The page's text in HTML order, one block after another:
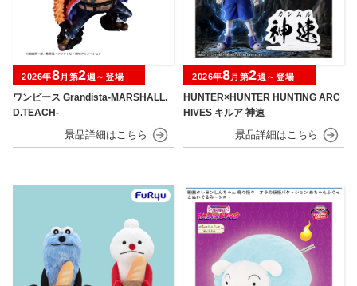
ワンピース Grandista-MARSHALL.
D.TEACH-
2026年8月第2週～登場
HUNTER×HUNTER HUNTING ARC
HIVES キルア 神速
2026年8月第2週～登場